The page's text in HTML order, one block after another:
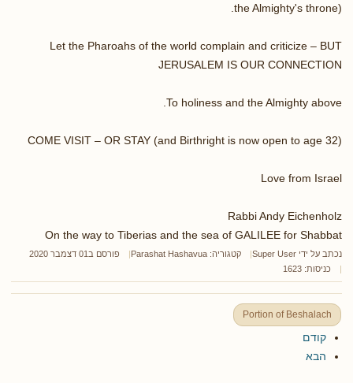
the Almighty's throne).
Let the Pharoahs of the world complain and criticize – BUT
JERUSALEM IS OUR CONNECTION
To holiness and the Almighty above.
COME VISIT – OR STAY (and Birthright is now open to age 32)
Love from Israel
Rabbi Andy Eichenholz
On the way to Tiberias and the sea of GALILEE for Shabbat
נכתב על ידי Super User קטגוריה: Parashat Hashavua
פורסם ב01 דצמבר 2020
כניסות: 1623
Portion of Beshalach
קודם
הבא